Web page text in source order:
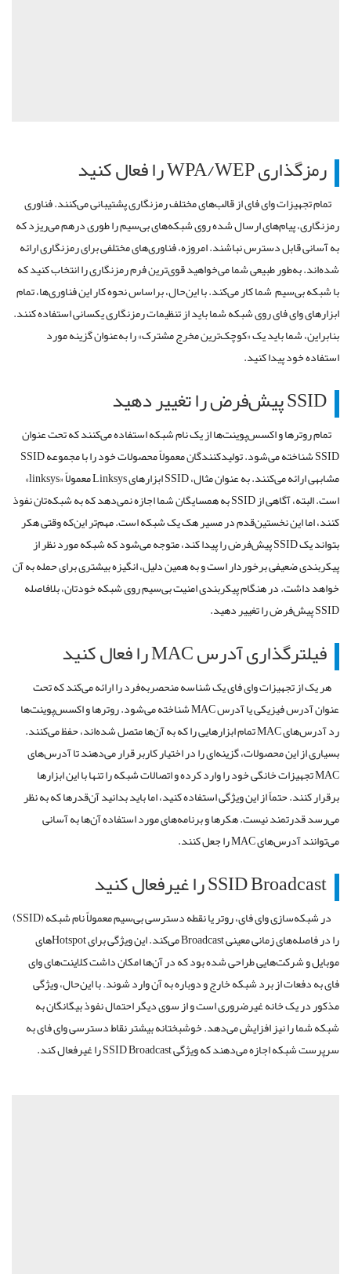
رمزگذاریWPA/WEPرافعالکنید
تمامتجهیزاتوای فایازقالبهایمختلفرمزنگاریپشتیبانیمیکنند.فناوری
رمزنگاری،پیامهایارسالشدهرویشبکههایبیسیمراطوریدرهممیریزدکه
بهآسانیقابلدسترسنباشند.امروزه،فناوریهایمختلفیبرایرمزنگاریارائه
شدهاند.بهطورطبیعیشمامیخواهیدقویترینفرمرمزنگاریراانتخابکنیدکه
باشبکهبیسیمشماکارمیکند.بااینحال،براساسنحوهکاراینفناوریها،تمام
ابزارهایوای فایرویشبکهشمابایدازتنظیماترمزنگارییکسانیاستفادهکنند.
بنابراین،شمابایدیک«کوچکترینمخرجمشترک»رابهعنوانگزینهمورد
استفادهخودپیداکنید.
SSIDپیشفرضراتغییردهید
تمامروترهاواکسسپوینتهاازیکنامشبکهاستفادهمیکنندکهتحتعنوان
SSIDشناختهمیشود.تولیدکنندگانمعمولاًمحصولاتخودرابامجموعهSSID
مشابهیارائهمیکنند.بهعنوانمثال،SSIDابزارهایLinksysمعمولاً«
linksys
»
است.البته،آگاهیازSSIDبههمسایگانشمااجازهنمیدهدکهبهشبکهتاننفوذ
کنند،اماایننخستینقدمدرمسیرهکیکشبکهاست.مهمتراینکهوقتیهکر
بتواندیکSSIDپیشفرضراپیداکند،متوجهمیشودکهشبکهموردنظراز
پیکربندیضعیفیبرخورداراستوبههمیندلیل،انگیزهبیشتریبرایحملهبهآن
خواهدداشت.درهنگامپیکربندیامنیتبیسیمرویشبکهخودتان،بلافاصله
SSIDپیشفرضراتغییردهید.
فیلترگذاریآدرسMACرافعالکنید
هریکازتجهیزاتوای فاییکشناسهمنحصربهفردراارائهمیکندکهتحت
عنوانآدرسفیزیکییاآدرسMACشناختهمیشود.روترهاواکسسپوینتها
ردآدرسهایMACتمامابزارهاییراکهبهآنهامتصلشدهاند،حفظمیکنند.
بسیاریازاینمحصولات،گزینهایرادراختیارکاربرقرارمیدهندتاآدرسهای
MACتجهیزاتخانگیخودراواردکردهواتصالاتشبکهراتنهابااینابزارها
برقرارکنند.حتماًازاینویژگیاستفادهکنید،امابایدبدانیدآنقدرهاکهبهنظر
میرسدقدرتمندنیست.هکرهاوبرنامههایمورداستفادهآنهابهآسانی
میتوانندآدرسهایMACراجعلکنند.
SSID Broadcastراغیرفعالکنید
درشبکهسازیوای فای،روتریانقطهدسترسیبیسیممعمولاًنامشبکه(
SSID
)
رادرفاصلههایزمانیمعینیBroadcastمیکند.اینویژگیبرایHotspotهای
موبایلوشرکتهاییطراحیشدهبودکهدرآنهاامکانداشتکلاینتهایوای
فایبهدفعاتازبردشبکهخارجودوبارهبهآنواردشوند.بااینحال،ویژگی
مذکوردریکخانهغیرضروریاستوازسویدیگراحتمالنفوذبیگانگانبه
شبکهشمارانیزافزایشمیدهد.خوشبختانهبیشترنقاطدسترسیوای فایبه
سرپرستشبکهاجازهمیدهندکهویژگیSSID Broadcastراغیرفعالکند.